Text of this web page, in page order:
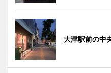
大津駅前の中